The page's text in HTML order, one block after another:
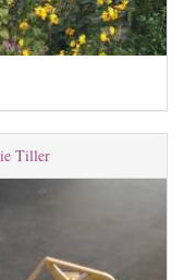
Tiller